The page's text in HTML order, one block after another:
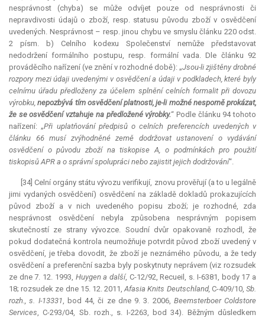
nesprávnost (chyba) se může odvíjet pouze od nesprávnosti či
nepravdivosti údajů o zboží, resp. statusu původu zboží v osvědčení
uvedených. Nesprávnost – resp. jinou chybu ve smyslu článku 220 odst.
2 písm. b) Celního kodexu Společenství nemůže představovat
nedodržení formálního postupu, resp. formální vada. Dle článku 92
prováděcího nařízení (ve znění v rozhodné době): „Jsou-li zjištěny drobné
rozpory mezi údaji uvedenými v osvědčení a údaji v podkladech, které byly
celnímu úřadu předloženy za účelem splnění celních formalit při dovozu
výrobku,nepozbývá tím osvědčení platnosti, je-li možné nesporně prokázat,
že se osvědčení vztahuje na předložené výrobky.“ Podle článku 94 tohoto
nařízení: „Při uplatňování předpisů o celních preferencích uvedených v
článku 66 musí zvýhodněné země dodržovat ustanovení o vydávání
osvědčení o původu zboží na tiskopise A, o podmínkách pro použití
tiskopisů APR a o správní spolupráci nebo zajistit jejich dodržování“.
[34] Celní orgány státu vývozu verifikují, znovu prověřují (a to u legálně
jimi vydaných osvědčení) osvědčení na základě dokladů prokazujících
původ zboží a v nich uvedeného popisu zboží; je rozhodné, zda
nesprávnost osvědčení nebyla způsobena nesprávným popisem
skutečností ze strany vývozce. Soudní dvůr opakovaně rozhodl, že
pokud dodatečná kontrola neumožňuje potvrdit původ zboží uvedený v
osvědčení, je třeba dovodit, že zboží je neznámého původu, a že tedy
osvědčení a preferenční sazba byly poskytnuty neprávem (viz rozsudek
ze dne 7. 12. 1993, Huygen a další, C-12/92, Recueil, s. I-6381, body 17 a
18; rozsudek ze dne 15. 12. 2011,Afasia Knits Deutschland, C-409/10,Sb.
rozh., s. I-13331, bod 44, či ze dne 9. 3. 2006, Beemsterboer Coldstore
Services, C-293/04, Sb. rozh., s. I-2263, bod 34). Běžným důsledkem